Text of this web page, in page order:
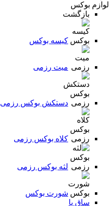
لوازم بوکس
بازگشت
کیسه بوکس
میت رزمی
دستکش بوکس رزمی
کلاه بوکس رزمی
لثه بوکس رزمی
شورت بوکس
ساق پا